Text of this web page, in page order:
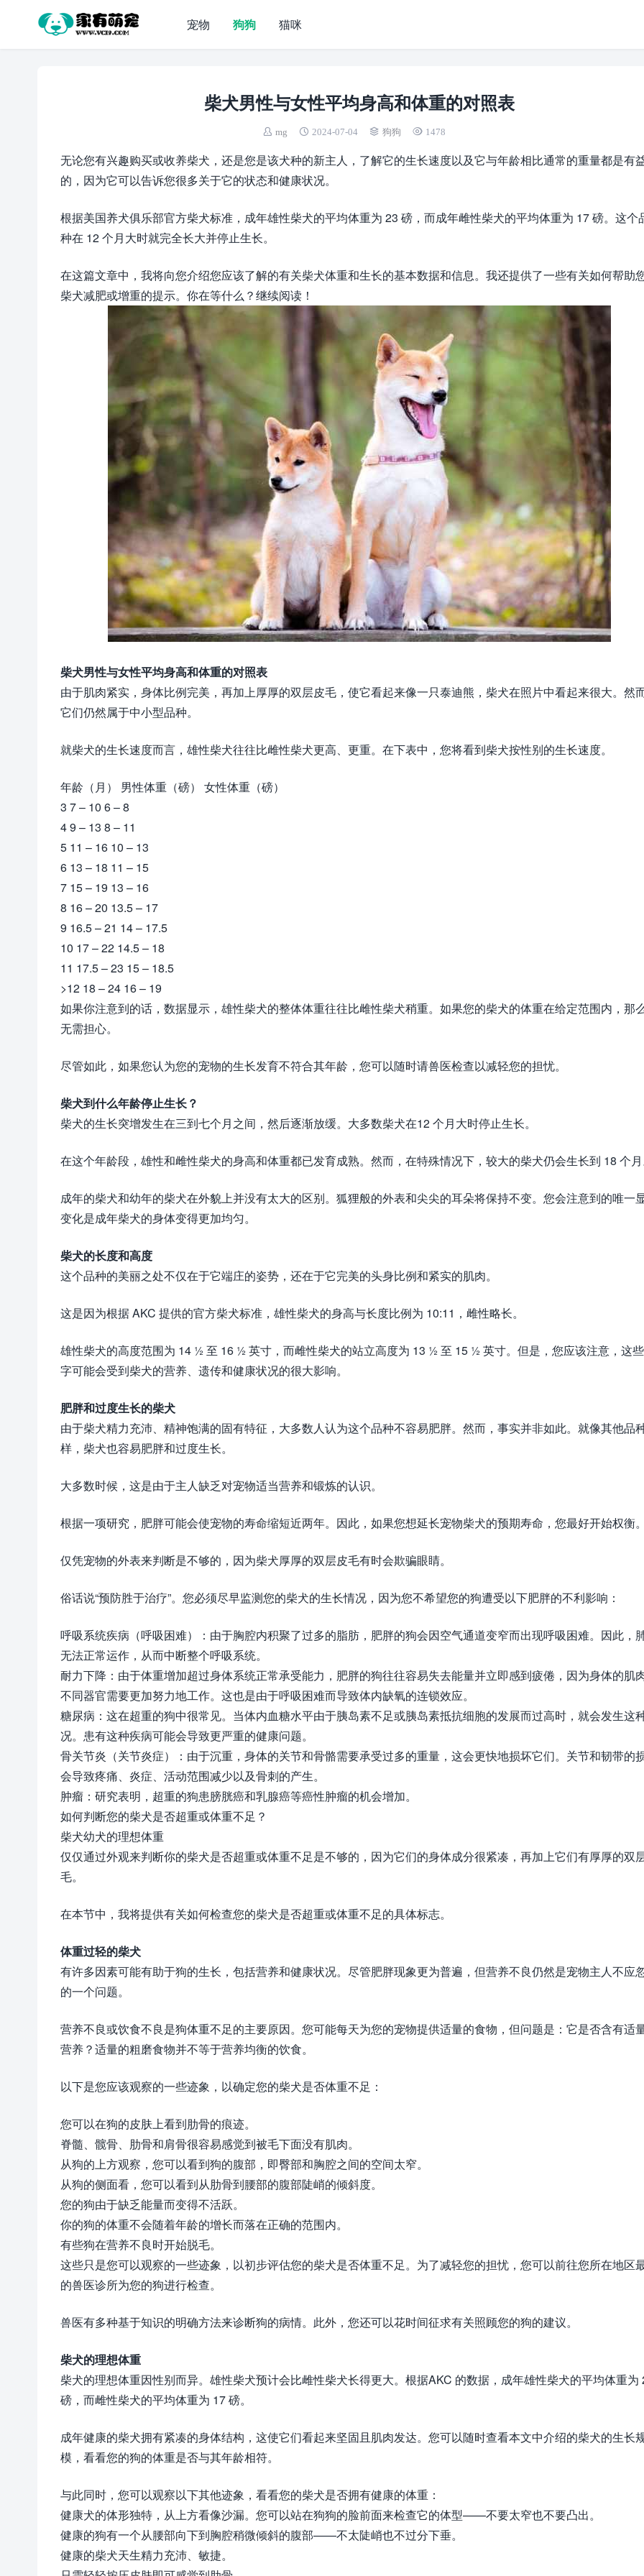
宠物 狗狗 猫咪
柴犬男性与女性平均身高和体重的对照表
mg 2024-07-04 狗狗 1478
无论您有兴趣购买或收养柴犬，还是您是该犬种的新主人，了解它的生长速度以及它与年龄相比通常的重量都是有
的，因为它可以告诉您很多关于它的状态和健康状况。
根据美国养犬俱乐部官方柴犬标准，成年雄性柴犬的平均体重为 23 磅，而成年雌性柴犬的平均体重为 17 磅。这个
种在 12 个月大时就完全长大并停止生长。
在这篇文章中，我将向您介绍您应该了解的有关柴犬体重和生长的基本数据和信息。我还提供了一些有关如何帮助
柴犬减肥或增重的提示。你在等什么？继续阅读！
柴犬男性与女性平均身高和体重的对照表
由于肌肉紧实，身体比例完美，再加上厚厚的双层皮毛，使它看起来像一只泰迪熊，柴犬在照片中看起来很大。然
它们仍然属于中小型品种。
就柴犬的生长速度而言，雄性柴犬往往比雌性柴犬更高、更重。在下表中，您将看到柴犬按性别的生长速度。
年龄（月） 男性体重（磅） 女性体重（磅）
3 7 – 10 6 – 8
4 9 – 13 8 – 11
5 11 – 16 10 – 13
6 13 – 18 11 – 15
7 15 – 19 13 – 16
8 16 – 20 13.5 – 17
9 16.5 – 21 14 – 17.5
10 17 – 22 14.5 – 18
11 17.5 – 23 15 – 18.5
>12 18 – 24 16 – 19
如果你注意到的话，数据显示，雄性柴犬的整体体重往往比雌性柴犬稍重。如果您的柴犬的体重在给定范围内，那
无需担心。
尽管如此，如果您认为您的宠物的生长发育不符合其年龄，您可以随时请兽医检查以减轻您的担忧。
柴犬到什么年龄停止生长？
柴犬的生长突增发生在三到七个月之间，然后逐渐放缓。大多数柴犬在12 个月大时停止生长。
在这个年龄段，雄性和雌性柴犬的身高和体重都已发育成熟。然而，在特殊情况下，较大的柴犬仍会生长到 18 个
成年的柴犬和幼年的柴犬在外貌上并没有太大的区别。狐狸般的外表和尖尖的耳朵将保持不变。您会注意到的唯一
变化是成年柴犬的身体变得更加均匀。
柴犬的长度和高度
这个品种的美丽之处不仅在于它端庄的姿势，还在于它完美的头身比例和紧实的肌肉。
这是因为根据 AKC 提供的官方柴犬标准，雄性柴犬的身高与长度比例为 10:11，雌性略长。
雄性柴犬的高度范围为 14 ½ 至 16 ½ 英寸，而雌性柴犬的站立高度为 13 ½ 至 15 ½ 英寸。但是，您应该注意，这
字可能会受到柴犬的营养、遗传和健康状况的很大影响。
肥胖和过度生长的柴犬
由于柴犬精力充沛、精神饱满的固有特征，大多数人认为这个品种不容易肥胖。然而，事实并非如此。就像其他品
样，柴犬也容易肥胖和过度生长。
大多数时候，这是由于主人缺乏对宠物适当营养和锻炼的认识。
根据一项研究，肥胖可能会使宠物的寿命缩短近两年。因此，如果您想延长宠物柴犬的预期寿命，您最好开始权衡
仅凭宠物的外表来判断是不够的，因为柴犬厚厚的双层皮毛有时会欺骗眼睛。
俗话说“预防胜于治疗”。您必须尽早监测您的柴犬的生长情况，因为您不希望您的狗遭受以下肥胖的不利影响：
呼吸系统疾病（呼吸困难）：由于胸腔内积聚了过多的脂肪，肥胖的狗会因空气通道变窄而出现呼吸困难。因此，
无法正常运作，从而中断整个呼吸系统。
耐力下降：由于体重增加超过身体系统正常承受能力，肥胖的狗往往容易失去能量并立即感到疲倦，因为身体的肌
不同器官需要更加努力地工作。这也是由于呼吸困难而导致体内缺氧的连锁效应。
糖尿病：这在超重的狗中很常见。当体内血糖水平由于胰岛素不足或胰岛素抵抗细胞的发展而过高时，就会发生这
况。患有这种疾病可能会导致更严重的健康问题。
骨关节炎（关节炎症）：由于沉重，身体的关节和骨骼需要承受过多的重量，这会更快地损坏它们。关节和韧带的
会导致疼痛、炎症、活动范围减少以及骨刺的产生。
肿瘤：研究表明，超重的狗患膀胱癌和乳腺癌等癌性肿瘤的机会增加。
如何判断您的柴犬是否超重或体重不足？
柴犬幼犬的理想体重
仅仅通过外观来判断你的柴犬是否超重或体重不足是不够的，因为它们的身体成分很紧凑，再加上它们有厚厚的双
毛。
在本节中，我将提供有关如何检查您的柴犬是否超重或体重不足的具体标志。
体重过轻的柴犬
有许多因素可能有助于狗的生长，包括营养和健康状况。尽管肥胖现象更为普遍，但营养不良仍然是宠物主人不应
的一个问题。
营养不良或饮食不良是狗体重不足的主要原因。您可能每天为您的宠物提供适量的食物，但问题是：它是否含有适
营养？适量的粗磨食物并不等于营养均衡的饮食。
以下是您应该观察的一些迹象，以确定您的柴犬是否体重不足：
您可以在狗的皮肤上看到肋骨的痕迹。
脊髓、髋骨、肋骨和肩骨很容易感觉到被毛下面没有肌肉。
从狗的上方观察，您可以看到狗的腹部，即臀部和胸腔之间的空间太窄。
从狗的侧面看，您可以看到从肋骨到腰部的腹部陡峭的倾斜度。
您的狗由于缺乏能量而变得不活跃。
你的狗的体重不会随着年龄的增长而落在正确的范围内。
有些狗在营养不良时开始脱毛。
这些只是您可以观察的一些迹象，以初步评估您的柴犬是否体重不足。为了减轻您的担忧，您可以前往您所在地区
的兽医诊所为您的狗进行检查。
兽医有多种基于知识的明确方法来诊断狗的病情。此外，您还可以花时间征求有关照顾您的狗的建议。
柴犬的理想体重
柴犬的理想体重因性别而异。雄性柴犬预计会比雌性柴犬长得更大。根据AKC 的数据，成年雄性柴犬的平均体重为
磅，而雌性柴犬的平均体重为 17 磅。
成年健康的柴犬拥有紧凑的身体结构，这使它们看起来坚固且肌肉发达。您可以随时查看本文中介绍的柴犬的生长
模，看看您的狗的体重是否与其年龄相符。
与此同时，您可以观察以下其他迹象，看看您的柴犬是否拥有健康的体重：
健康犬的体形独特，从上方看像沙漏。您可以站在狗狗的脸前面来检查它的体型——不要太窄也不要凸出。
健康的狗有一个从腰部向下到胸腔稍微倾斜的腹部——不太陡峭也不过分下垂。
健康的柴犬天生精力充沛、敏捷。